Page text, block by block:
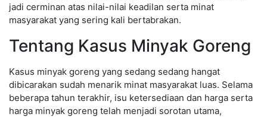
jadi cerminan atas nilai-nilai keadilan serta minat
masyarakat yang sering kali bertabrakan.
Tentang Kasus Minyak Goreng
Kasus minyak goreng yang sedang sedang hangat
dibicarakan sudah menarik minat masyarakat luas. Selama
beberapa tahun terakhir, isu ketersediaan dan harga serta
harga minyak goreng telah menjadi sorotan utama,